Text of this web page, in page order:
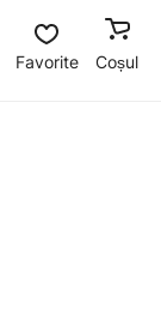
Favorite Coșul